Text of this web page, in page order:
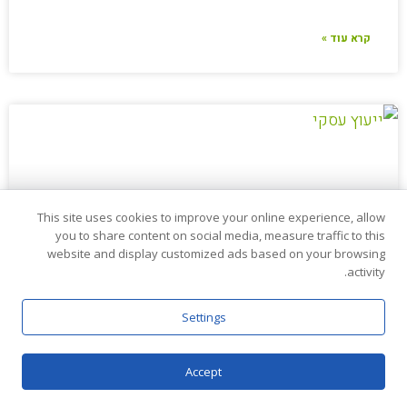
קרא עוד »
ייעוץ עסקי – המדריך המלא
This site uses cookies to improve your online experience, allow
you to share content on social media, measure traffic to this
website and display customized ads based on your browsing
activity.
Settings
Accept